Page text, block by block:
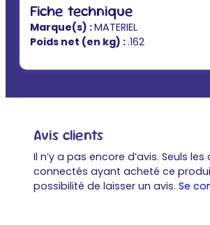
Fiche technique
Marque(s) :MATERIEL
Poids net (en kg) :.162
Avis clients
Il n’y a pas encore d’avis. Seuls les
connectés ayant acheté ce
possibilité de laisser un avis. Se